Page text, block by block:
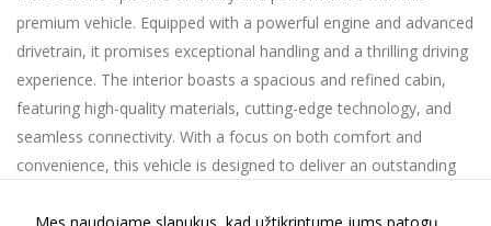
premium vehicle. Equipped with a powerful engine and advanced
drivetrain, it promises exceptional handling and a thrilling driving
experience. The interior boasts a spacious and refined cabin,
featuring high-quality materials, cutting-edge technology, and
seamless connectivity. With a focus on both comfort and
convenience, this vehicle is designed to deliver an outstanding
atsisakysite
šių slapukų,
kai kurios
svetainės
išnyks.